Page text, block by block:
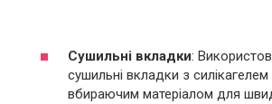
Сушильні вкладки:
сушильні вкладки з
вбираючим матеріалом для